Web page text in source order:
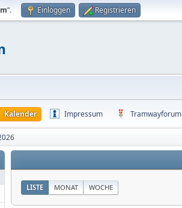
“. Einloggen Registrieren
Kalender Impressum Tramwayforum
LISTE MONAT WOCHE